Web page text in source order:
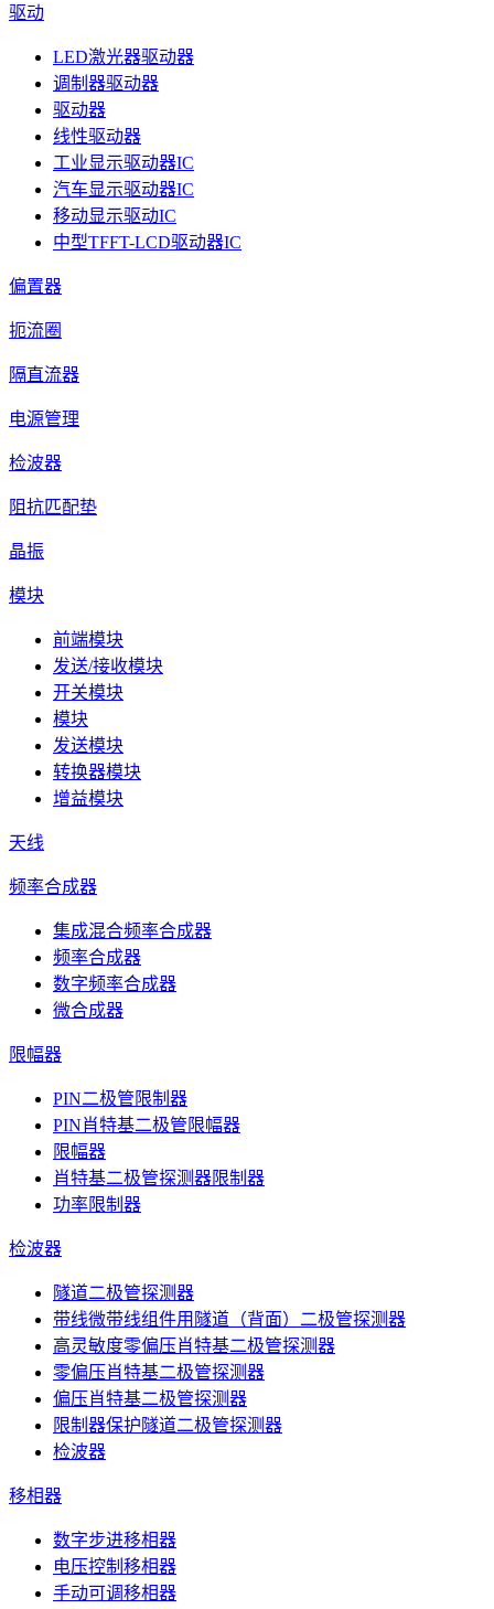
驱动
LED激光器驱动器
调制器驱动器
驱动器
线性驱动器
工业显示驱动器IC
汽车显示驱动器IC
移动显示驱动IC
中型TFFT-LCD驱动器IC
偏置器
扼流圈
隔直流器
电源管理
检波器
阻抗匹配垫
晶振
模块
前端模块
发送/接收模块
开关模块
模块
发送模块
转换器模块
增益模块
天线
频率合成器
集成混合频率合成器
频率合成器
数字频率合成器
微合成器
限幅器
PIN二极管限制器
PIN肖特基二极管限幅器
限幅器
肖特基二极管探测器限制器
功率限制器
检波器
隧道二极管探测器
带线微带线组件用隧道（背面）二极管探测器
高灵敏度零偏压肖特基二极管探测器
零偏压肖特基二极管探测器
偏压肖特基二极管探测器
限制器保护隧道二极管探测器
检波器
移相器
数字步进移相器
电压控制移相器
手动可调移相器